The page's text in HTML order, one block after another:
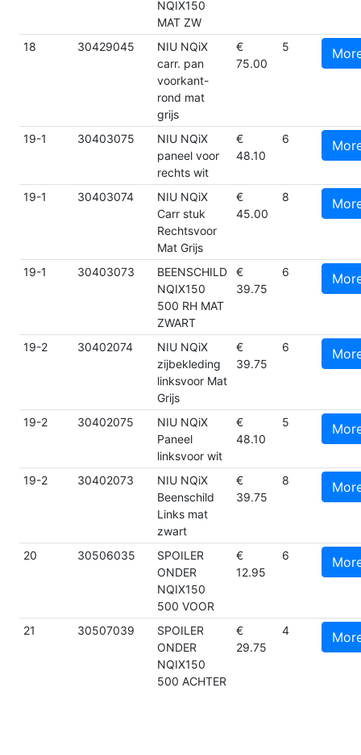
NQIX150
MAT ZW
18 30429045
NIU NQiX
carr. pan
voorkant-
rond mat
grijs
€
75.00
5
19-1 30403075
NIU NQiX
paneel voor
rechts wit
€
48.10
6
19-1 30403074
NIU NQiX
Carr stuk
Rechtsvoor
Mat Grijs
€
45.00
8
19-1 30403073
BEENSCHILD
NQIX150
500 RH MAT
ZWART
€
39.75
6
19-2 30402074
NIU NQiX
zijbekleding
linksvoor Mat
Grijs
€
39.75
6
19-2 30402075
NIU NQiX
Paneel
linksvoor wit
€
48.10
5
19-2 30402073
NIU NQiX
Beenschild
Links mat
zwart
€
39.75
8
20 30506035
SPOILER
ONDER
NQIX150
500 VOOR
€
12.95
6
21 30507039
SPOILER
ONDER
NQIX150
500 ACHTER
€
29.75
4